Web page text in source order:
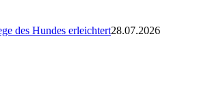
des Hundes erleichtert28.07.2026